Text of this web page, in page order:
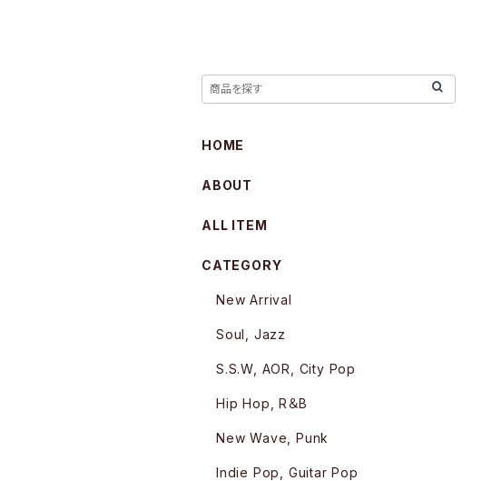
HOME
ABOUT
ALL ITEM
CATEGORY
New Arrival
Soul, Jazz
S.S.W, AOR, City Pop
Hip Hop, R＆B
New Wave, Punk
Indie Pop, Guitar Pop